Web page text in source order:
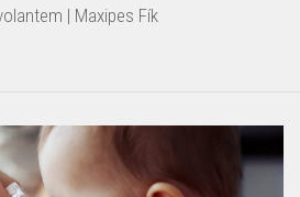
| Maxipes Fík